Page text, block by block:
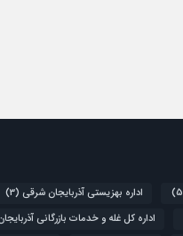
اداره بهزیستی آذربایجان شرقی (3)
اداره کل غله و خدمات بازرگانی